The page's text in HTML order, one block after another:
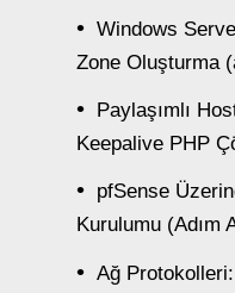
Windows
Zone Oluşturma
Paylaşımlı
Keepalive PHP
pfSense
Kurulumu (Adım
Ağ